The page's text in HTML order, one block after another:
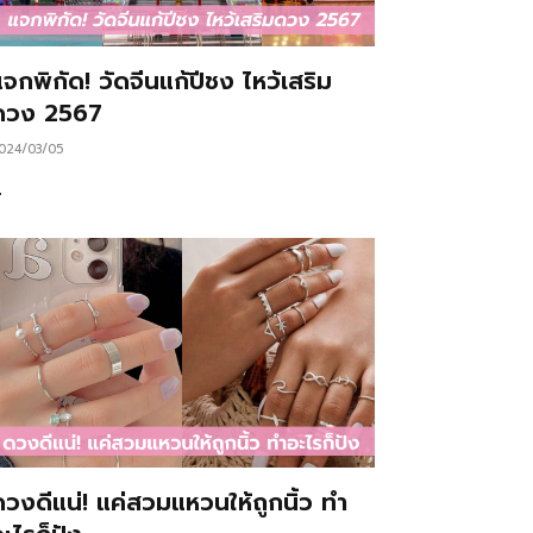
กพิกัด! วัดจีนแก้ปีชง ไหว้เสริม
ง 2567
03/05
งดีแน่! แค่สวมแหวนให้ถูกนิ้ว ทำ